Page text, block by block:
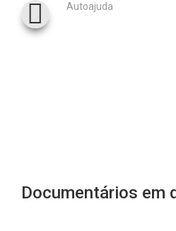
Autoajuda
Documentários em